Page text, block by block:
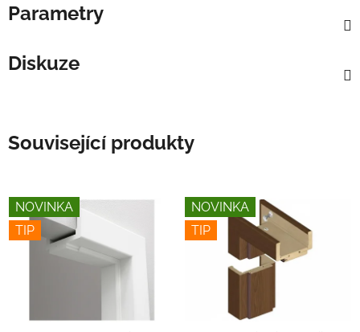
Parametry
Diskuze
Související produkty
NOVINKA
TIP
NOVINKA
TIP